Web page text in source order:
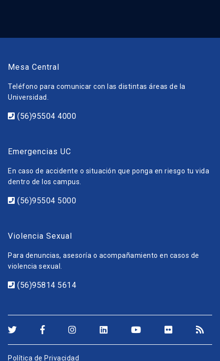
Mesa Central
Teléfono para comunicar con las distintas áreas de la
Universidad.
(56)95504 4000
Emergencias UC
En caso de accidente o situación que ponga en riesgo tu vida
dentro de los campus.
(56)95504 5000
Violencia Sexual
Para denuncias, asesoría o acompañamiento en casos de
violencia sexual.
(56)95814 5614
Política de Privacidad